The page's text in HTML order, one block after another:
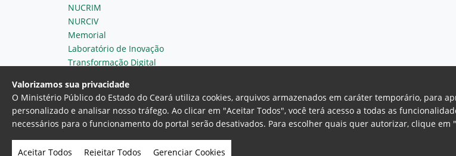
NUCRIM
NURCIV
Memorial
Laboratório de Inovação
Transformação Digital
Ministério Público do Estado do Ceará Procuradoria Geral de Justiça
Av. Gen. Afonso Albuquerque Lima, 130 - Cambeba - CEP: 60.822-325
Valorizamos sua privacidade
O Ministério Público do Estado do Ceará utiliza cookies, arquivos armazenados em caráter temporário, para
personalizado e analisar nosso tráfego. Ao clicar em "Aceitar Todos", você terá acesso a todas as
necessários para o funcionamento do portal serão desativados. Para escolher quais quer autorizar, clique em
Aceitar Todos Rejeitar Todos Gerenciar Cookies